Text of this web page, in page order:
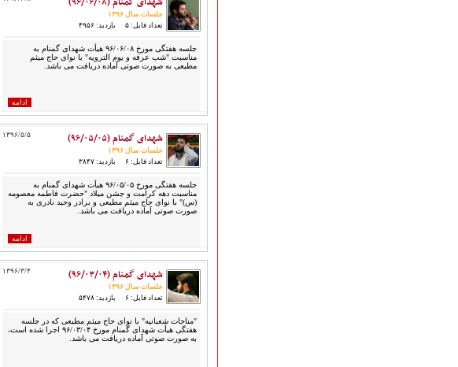
جلسات سال ۱۳۹۶
تعداد فایل: ۵
بازدید: ۴۹۵۶
جلسه هفتگی مورخ ۹۶/۰۶/۰۸ هیأت شهدای گمنام به
مناسبت "شب عرفه و یوم الترویه" با نوای حاج میثم
مطیعی به صورت صوتی آماده دریافت می باشد.
ادامه
۱۳۹۶/۵/۵ شهدای گمنام (۹۶/۰۵/۰۵)
جلسات سال ۱۳۹۶
تعداد فایل: ۶
بازدید: ۳۸۴۷
جلسه هفتگی مورخ ۹۶/۰۵/۰۵ هیأت شهدای گمنام به
مناسبت دهه کرامت و جشن میلاد "حضرت فاطمه معصومه
(س)" با نوای حاج میثم مطیعی و برادر وحید نادری به
صورت صوتی آماده دریافت می باشد.
ادامه
۱۳۹۶/۳/۴ شهدای گمنام (۹۶/۰۳/۰۴)
جلسات سال ۱۳۹۶
تعداد فایل: ۶
بازدید: ۵۴۷۸
"مناجات شعبانیه" با نوای حاج میثم مطیعی که در جلسه
هفتگی هیأت شهدای گمنام مورخ ۹۶/۰۳/۰۴ اجرا شده است،
به صورت صوتی آماده دریافت می باشد.